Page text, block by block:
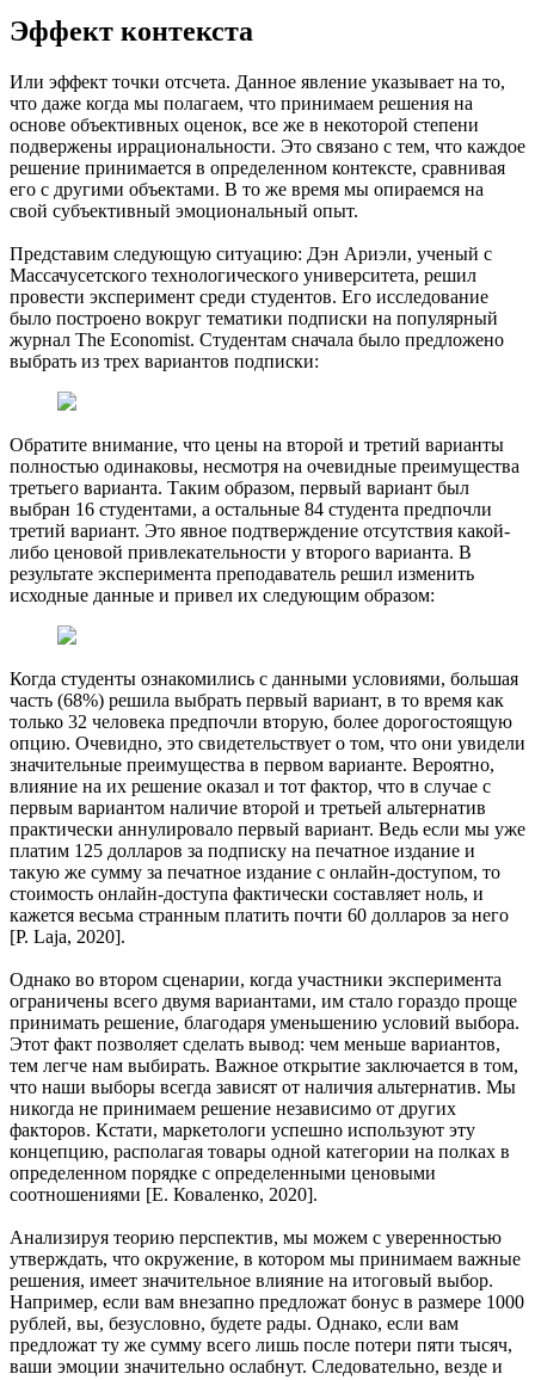
Эффект контекста
Или эффект точки отсчета. Данное явление указывает на то,
что даже когда мы полагаем, что принимаем решения на
основе объективных оценок, все же в некоторой степени
подвержены иррациональности. Это связано с тем, что каждое
решение принимается в определенном контексте, сравнивая
его с другими объектами. В то же время мы опираемся на
свой субъективный эмоциональный опыт.
Представим следующую ситуацию: Дэн Ариэли, ученый с
Массачусетского технологического университета, решил
провести эксперимент среди студентов. Его исследование
было построено вокруг тематики подписки на популярный
журнал The Economist. Студентам сначала было предложено
выбрать из трех вариантов подписки:
Обратите внимание, что цены на второй и третий варианты
полностью одинаковы, несмотря на очевидные преимущества
третьего варианта. Таким образом, первый вариант был
выбран 16 студентами, а остальные 84 студента предпочли
третий вариант. Это явное подтверждение отсутствия какой-
либо ценовой привлекательности у второго варианта. В
результате эксперимента преподаватель решил изменить
исходные данные и привел их следующим образом:
Когда студенты ознакомились с данными условиями, большая
часть (68%) решила выбрать первый вариант, в то время как
только 32 человека предпочли вторую, более дорогостоящую
опцию. Очевидно, это свидетельствует о том, что они увидели
значительные преимущества в первом варианте. Вероятно,
влияние на их решение оказал и тот фактор, что в случае с
первым вариантом наличие второй и третьей альтернатив
практически аннулировало первый вариант. Ведь если мы уже
платим 125 долларов за подписку на печатное издание и
такую же сумму за печатное издание с онлайн-доступом, то
стоимость онлайн-доступа фактически составляет ноль, и
кажется весьма странным платить почти 60 долларов за него
[P. Laja, 2020].
Однако во втором сценарии, когда участники эксперимента
ограничены всего двумя вариантами, им стало гораздо проще
принимать решение, благодаря уменьшению условий выбора.
Этот факт позволяет сделать вывод: чем меньше вариантов,
тем легче нам выбирать. Важное открытие заключается в том,
что наши выборы всегда зависят от наличия альтернатив. Мы
никогда не принимаем решение независимо от других
факторов. Кстати, маркетологи успешно используют эту
концепцию, располагая товары одной категории на полках в
определенном порядке с определенными ценовыми
соотношениями [Е. Коваленко, 2020].
Анализируя теорию перспектив, мы можем с уверенностью
утверждать, что окружение, в котором мы принимаем важные
решения, имеет значительное влияние на итоговый выбор.
Например, если вам внезапно предложат бонус в размере 1000
рублей, вы, безусловно, будете рады. Однако, если вам
предложат ту же сумму всего лишь после потери пяти тысяч,
ваши эмоции значительно ослабнут. Следовательно, везде и